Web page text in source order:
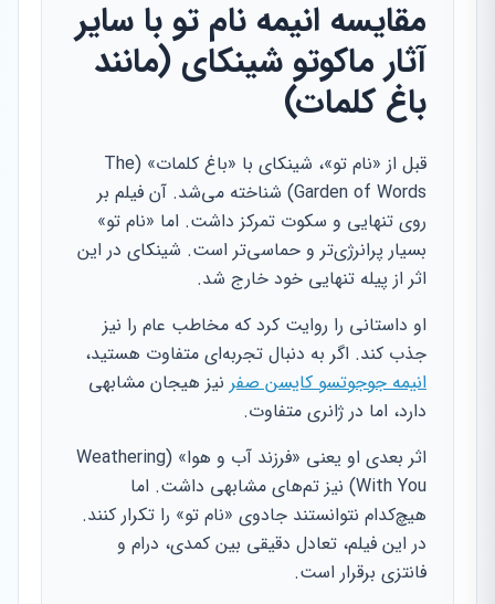
مقایسه انیمه نام تو با سایر
آثار ماکوتو شینکای (مانند
باغ کلمات)
قبل از «نام تو»، شینکای با «باغ کلمات» (The
Garden of Words) شناخته می‌شد. آن فیلم بر
روی تنهایی و سکوت تمرکز داشت. اما «نام تو»
بسیار پرانرژی‌تر و حماسی‌تر است. شینکای در این
اثر از پیله تنهایی خود خارج شد.
او داستانی را روایت کرد که مخاطب عام را نیز
جذب کند. اگر به دنبال تجربه‌ای متفاوت هستید،
انیمه جوجوتسو کایسن صفر نیز هیجان مشابهی
دارد، اما در ژانری متفاوت.
اثر بعدی او یعنی «فرزند آب و هوا» (Weathering
With You) نیز تم‌های مشابهی داشت. اما
هیچ‌کدام نتوانستند جادوی «نام تو» را تکرار کنند.
در این فیلم، تعادل دقیقی بین کمدی، درام و
فانتزی برقرار است.